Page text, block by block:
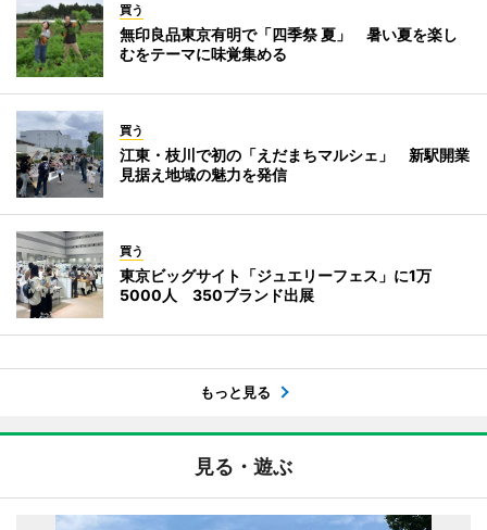
買う
無印良品東京有明で「四季祭 夏」 暑い夏を楽し
むをテーマに味覚集める
買う
江東・枝川で初の「えだまちマルシェ」 新駅開業
見据え地域の魅力を発信
買う
東京ビッグサイト「ジュエリーフェス」に1万
5000人 350ブランド出展
もっと見る
見る・遊ぶ